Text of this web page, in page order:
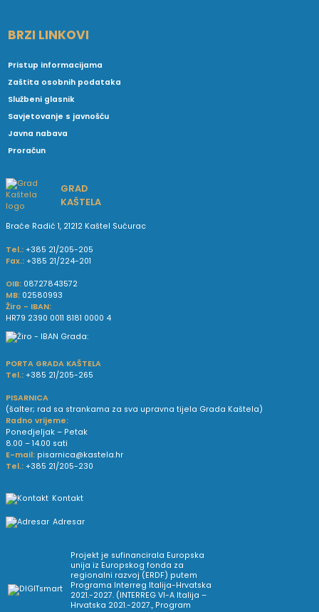
BRZI LINKOVI
Pristup informacijama
Zaštita osobnih podataka
Službeni glasnik
Savjetovanje s javnošću
Javna nabava
Proračun
GRAD
KAŠTELA
Braće Radić 1, 21212 Kaštel Sućurac
Tel.: +385 21/205-205
Fax.: +385 21/224-201
OIB: 08727843572
MB: 02580993
Žiro - IBAN:
HR79 2390 0011 8181 0000 4
PORTA GRADA KAŠTELA
Tel.: +385 21/205-265
PISARNICA
(šalter; rad sa strankama za sva upravna tijela Grada Kaštela)
Radno vrijeme:
Ponedjeljak – Petak
8.00 – 14.00 sati
E-mail: pisarnica@kastela.hr
Tel.: +385 21/205-230
Kontakt
Adresar
Projekt je sufinancirala Europska
unija iz Europskog fonda za
regionalni razvoj (ERDF) putem
Programa Interreg Italija-Hrvatska
2021.-2027. (INTERREG VI-A Italija –
Hrvatska 2021.-2027., Program